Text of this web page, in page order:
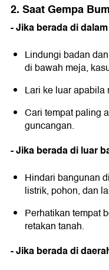
2. Saat Gempa
- Jika berada di
Lindungi badan
di bawah meja,
Lari ke luar
Cari tempat paling
guncangan.
- Jika berada di luar
Hindari bangunan
listrik, pohon, dan
Perhatikan tempat
retakan tanah.
- Jika berada di